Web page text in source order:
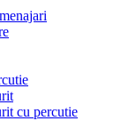
cu percutie